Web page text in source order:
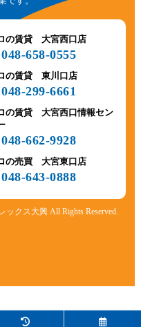
の賃貸 大宮西口店
048-658-0555
の賃貸 東川口店
048-299-6661
の賃貸 大宮西口情報セン
048-662-9928
の売買 大宮東口店
048-643-0888
ックス大興 All Rights Reserved.